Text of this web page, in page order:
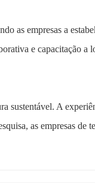
as empresas a
e capacitação a
sustentável. A
as empresas de